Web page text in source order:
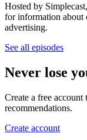
Hosted by
for information about
advertising.
See all episodes
Never lose
Create a free account
recommendations.
Create account